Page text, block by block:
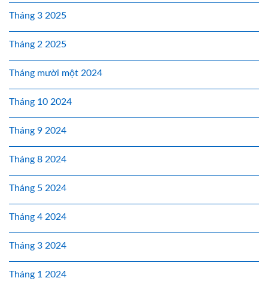
Tháng 3 2025
Tháng 2 2025
Tháng mười một 2024
Tháng 10 2024
Tháng 9 2024
Tháng 8 2024
Tháng 5 2024
Tháng 4 2024
Tháng 3 2024
Tháng 1 2024